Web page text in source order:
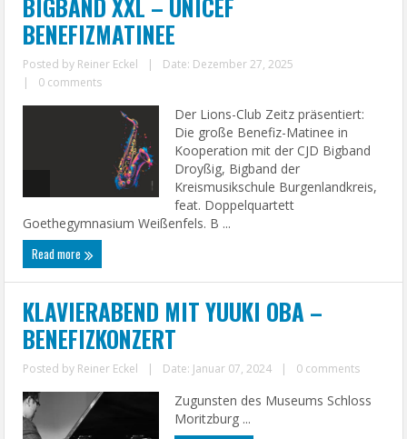
BIGBAND XXL – UNICEF
BENEFIZMATINEE
Posted by Reiner Eckel |
Date: Dezember 27, 2025
|
0 comments
Der Lions-Club Zeitz präsentiert:
Die große Benefiz-Matinee in
Kooperation mit der CJD Bigband
Droyßig, Bigband der
Kreismusikschule Burgenlandkreis,
feat. Doppelquartett
Goethegymnasium Weißenfels. B ...
Read more
KLAVIERABEND MIT YUUKI OBA –
BENEFIZKONZERT
Posted by Reiner Eckel | Date: Januar 07, 2024 | 0 comments
Zugunsten des Museums Schloss
Moritzburg ...